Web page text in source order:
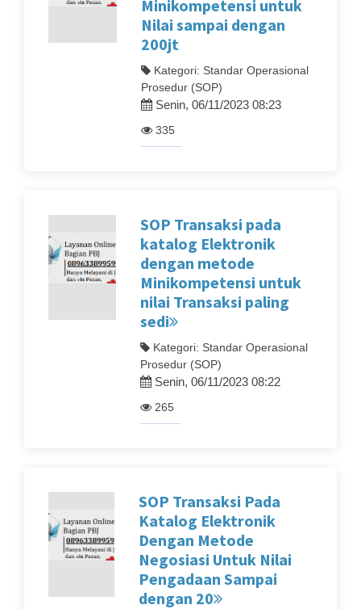
Minikompetensi untuk
Nilai sampai dengan
200jt
Kategori: Standar Operasional
Prosedur (SOP)
Senin, 06/11/2023 08:23
335
SOP Transaksi pada
katalog Elektronik
dengan metode
Minikompetensi untuk
nilai Transaksi paling
sedi
Kategori: Standar Operasional
Prosedur (SOP)
Senin, 06/11/2023 08:22
265
SOP Transaksi Pada
Katalog Elektronik
Dengan Metode
Negosiasi Untuk Nilai
Pengadaan Sampai
dengan 20